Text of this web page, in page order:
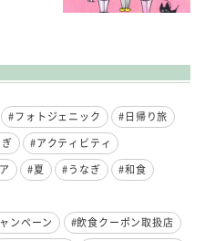
#フォトジェニック
#日帰り旅
#アクティビティ
#夏 #うなぎ
#和食
ンペーン
#飲食クーポン取扱店